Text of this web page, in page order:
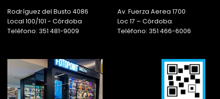
Rodríguez del Busto 4086
Local 100/101 - Córdoba
Teléfono: 351 481-9009
Av. Fuerza Aerea 1700
Loc 17 – Córdoba.
Teléfono: 351 466-6006